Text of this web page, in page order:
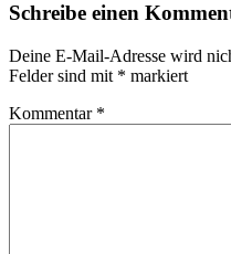
Schreibe einen
Deine E-Mail-Adresse wird
Felder sind mit * markiert
Kommentar *